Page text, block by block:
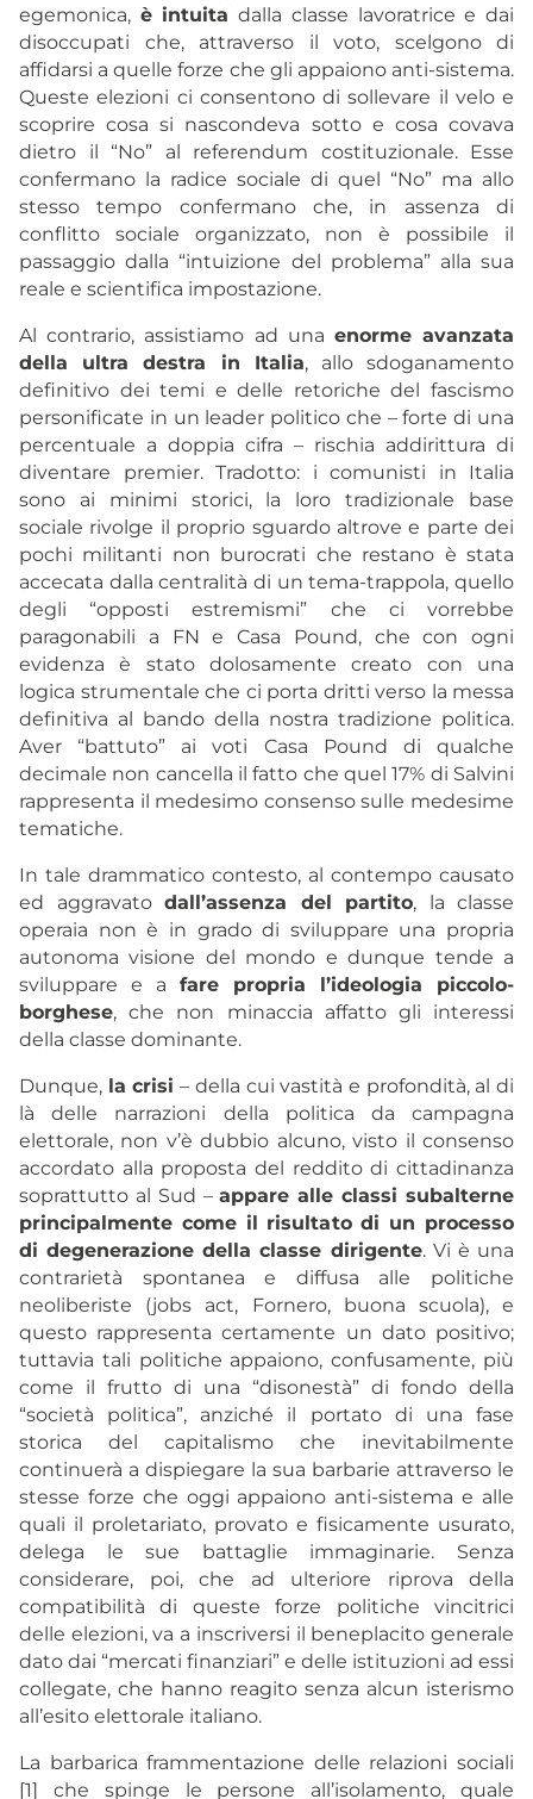
egemonica, è intuita dalla classe lavoratrice e dai
disoccupati che, attraverso il voto, scelgono di
affidarsi a quelle forze che gli appaiono anti-sistema.
Queste elezioni ci consentono di sollevare il velo e
scoprire cosa si nascondeva sotto e cosa covava
dietro il “No” al referendum costituzionale. Esse
confermano la radice sociale di quel “No” ma allo
stesso tempo confermano che, in assenza di
conflitto sociale organizzato, non è possibile il
passaggio dalla “intuizione del problema” alla sua
reale e scientifica impostazione.
Al contrario, assistiamo ad una enorme avanzata
della ultra destra in Italia, allo sdoganamento
definitivo dei temi e delle retoriche del fascismo
personificate in un leader politico che – forte di una
percentuale a doppia cifra – rischia addirittura di
diventare premier. Tradotto: i comunisti in Italia
sono ai minimi storici, la loro tradizionale base
sociale rivolge il proprio sguardo altrove e parte dei
pochi militanti non burocrati che restano è stata
accecata dalla centralità di un tema-trappola, quello
degli “opposti estremismi” che ci vorrebbe
paragonabili a FN e Casa Pound, che con ogni
evidenza è stato dolosamente creato con una
logica strumentale che ci porta dritti verso la messa
definitiva al bando della nostra tradizione politica.
Aver “battuto” ai voti Casa Pound di qualche
decimale non cancella il fatto che quel 17% di Salvini
rappresenta il medesimo consenso sulle medesime
tematiche.
In tale drammatico contesto, al contempo causato
ed aggravato dall’assenza del partito, la classe
operaia non è in grado di sviluppare una propria
autonoma visione del mondo e dunque tende a
sviluppare e a fare propria l’ideologia piccolo-
borghese, che non minaccia affatto gli interessi
della classe dominante.
Dunque, la crisi – della cui vastità e profondità, al di
là delle narrazioni della politica da campagna
elettorale, non v’è dubbio alcuno, visto il consenso
accordato alla proposta del reddito di cittadinanza
soprattutto al Sud –appare alle classi subalterne
principalmente come il risultato di un processo
di degenerazione della classe dirigente. Vi è una
contrarietà spontanea e diffusa alle politiche
neoliberiste (jobs act, Fornero, buona scuola), e
questo rappresenta certamente un dato positivo;
tuttavia tali politiche appaiono, confusamente, più
come il frutto di una “disonestà” di fondo della
“società politica”, anziché il portato di una fase
storica del capitalismo che inevitabilmente
continuerà a dispiegare la sua barbarie attraverso le
stesse forze che oggi appaiono anti-sistema e alle
quali il proletariato, provato e fisicamente usurato,
delega le sue battaglie immaginarie. Senza
considerare, poi, che ad ulteriore riprova della
compatibilità di queste forze politiche vincitrici
delle elezioni, va a inscriversi il beneplacito generale
dato dai “mercati finanziari” e delle istituzioni ad essi
collegate, che hanno reagito senza alcun isterismo
all’esito elettorale italiano.
La barbarica frammentazione delle relazioni sociali
[1] che spinge le persone all’isolamento, quale